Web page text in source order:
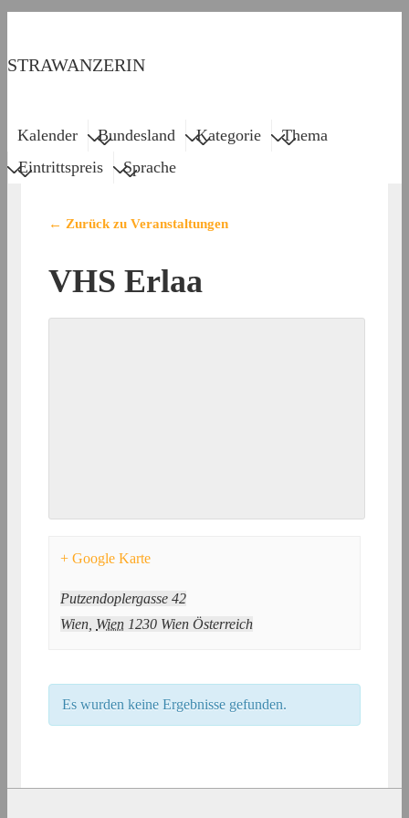
Inhalt
STRAWANZERIN
Main
Kalender Bundesland Kategorie
Thema
Eintrittspreis
Sprache
← Zurück zu Veranstaltungen
VHS Erlaa
+ Google Karte
Putzendoplergasse 42
Wien Wien 1230 Wien Österreich
Es wurden keine Ergebnisse gefunden.